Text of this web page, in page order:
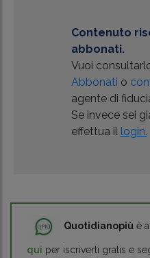
Contenuto
abbonati.
Vuoi
Abbonati o
agente di
Se invece sei
effettua il login.
Quotidianopiù è
qui per iscriverti gratis e